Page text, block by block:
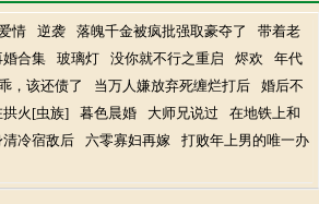
情 逆袭 落魄千金被疯批强取豪夺了
带着老
婚合集 玻璃灯 没你就不行之重启 烬欢
年代
，该还债了 当万人嫌放弃死缠烂打后
婚后不
火[虫族] 暮色晨婚 大师兄说过
在地铁上和
冷宿敌后 六零寡妇再嫁
打败年上男的唯一办